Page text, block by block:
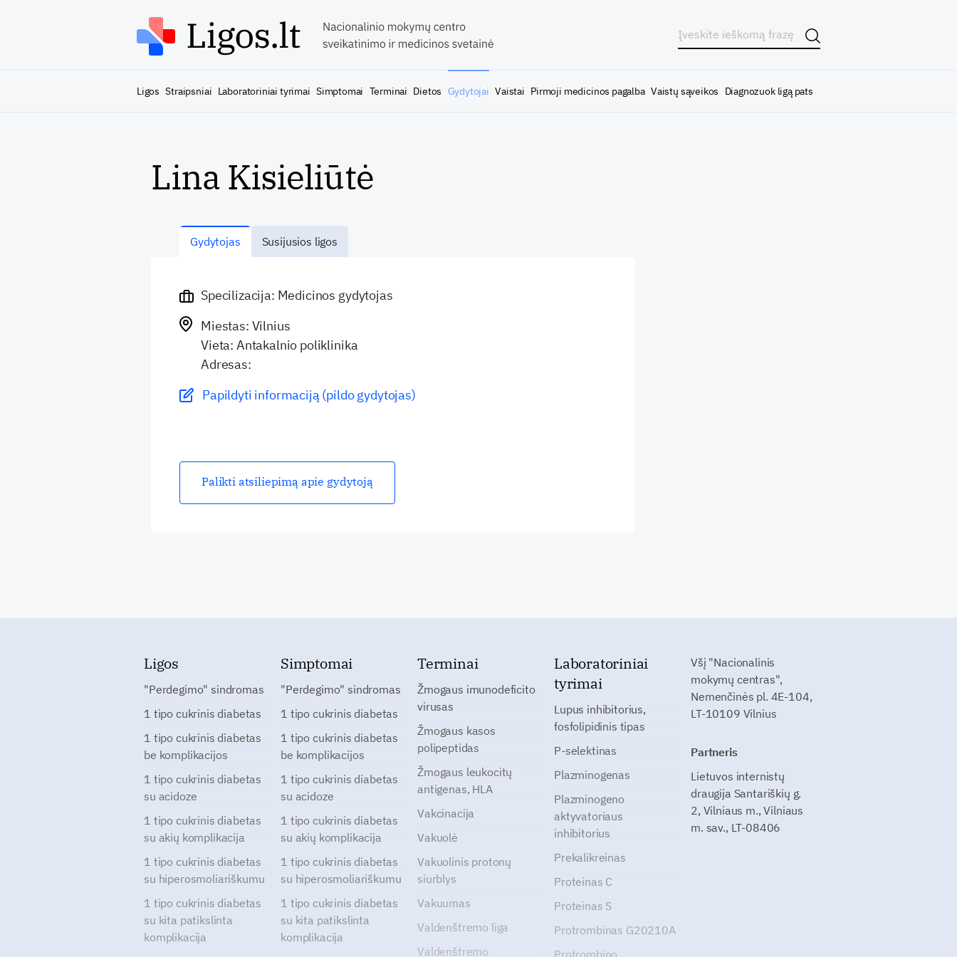
Ligos Straipsniai Laboratoriniai tyrimai Simptomai Terminai Dietos Gydytojai Vaistai Pirmoji medicinos pagalba Vaistų sąveikos Diagnozuok ligą pats
Lina Kisieliūtė
Gydytojas Susijusios ligos
Specilizacija: Medicinos gydytojas
Miestas: Vilnius
Vieta: Antakalnio poliklinika
Adresas:
Papildyti informaciją (pildo gydytojas)
Palikti atsiliepimą apie gydytoją
Ligos
"Perdegimo" sindromas
1 tipo cukrinis diabetas
1 tipo cukrinis diabetas
be komplikacijos
1 tipo cukrinis diabetas
su acidoze
1 tipo cukrinis diabetas
su akių komplikacija
1 tipo cukrinis diabetas
su hiperosmoliariškumu
1 tipo cukrinis diabetas
su kita patikslinta
komplikacija
Simptomai
"Perdegimo" sindromas
1 tipo cukrinis diabetas
1 tipo cukrinis diabetas
be komplikacijos
1 tipo cukrinis diabetas
su acidoze
1 tipo cukrinis diabetas
su akių komplikacija
1 tipo cukrinis diabetas
su hiperosmoliariškumu
1 tipo cukrinis diabetas
su kita patikslinta
komplikacija
Terminai
Žmogaus imunodeficito
virusas
Žmogaus kasos
polipeptidas
Žmogaus leukocitų
antigenas, HLA
Vakcinacija
Vakuolė
Vakuolinis protonų
siurblys
Vakuumas
Valdenštremo liga
Valdenštremo
Laboratoriniai
tyrimai
Lupus inhibitorius,
fosfolipidinis tipas
P-selektinas
Plazminogenas
Plazminogeno
aktyvatoriaus
inhibitorius
Prekalikreinas
Proteinas C
Proteinas S
Protrombinas G20210A
Protrombino
Všį "Nacionalinis
mokymų centras",
Nemenčinės pl. 4E-104,
LT-10109 Vilnius
Partneris
Lietuvos internistų
draugija Santariškių g.
2, Vilniaus m., Vilniaus
m. sav., LT-08406